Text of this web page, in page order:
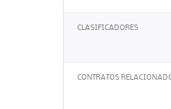
CLASIFICADORES
CONTRATOS